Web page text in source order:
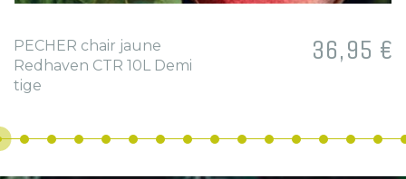
PECHER chair jaune
Redhaven CTR 10L Demi
tige
Prix
36,95 €